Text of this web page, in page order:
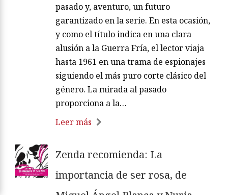
pasado y, aventuro, un futuro
garantizado en la serie. En esta ocasión,
y como el título indica en una clara
alusión a la Guerra Fría, el lector viaja
hasta 1961 en una trama de espionajes
siguiendo el más puro corte clásico del
género. La mirada al pasado
proporciona a la…
Leer más
Zenda recomienda: La
importancia de ser rosa, de